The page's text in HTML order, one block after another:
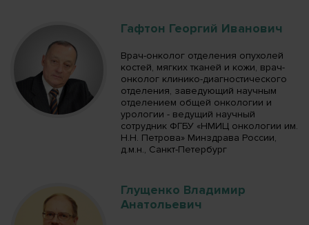
Гафтон Георгий Иванович
Врач-онколог отделения опухолей
костей, мягких тканей и кожи, врач-
онколог клинико-диагностического
отделения, заведующий научным
отделением общей онкологии и
урологии - ведущий научный
сотрудник ФГБУ «НМИЦ онкологии им.
Н.Н. Петрова» Минздрава России,
д.м.н., Санкт-Петербург
Глущенко Владимир
Анатольевич